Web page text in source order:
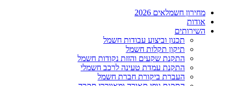
מחירון חשמלאים 2026
אודות
השירותים
תכנון וביצוע עבודות חשמל
תיקון תקלות חשמל
התקנת שקעים והזזת נקודות חשמל
התקנת עמדת טעינה לרכב חשמלי
העברת ביקורת חברת חשמל